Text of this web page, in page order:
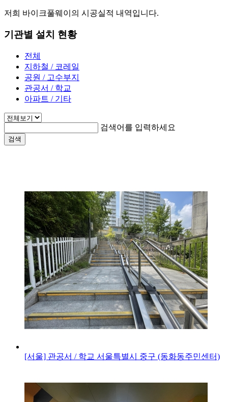
저희 바이크풀웨이의 시공실적 내역입니다.
기관별 설치 현황
전체
지하철 / 코레일
공원 / 고수부지
관공서 / 학교
아파트 / 기타
검색어를 입력하세요
검색
[서울] 관공서 / 학교 서울특별시 중구 (동화동주민센터)